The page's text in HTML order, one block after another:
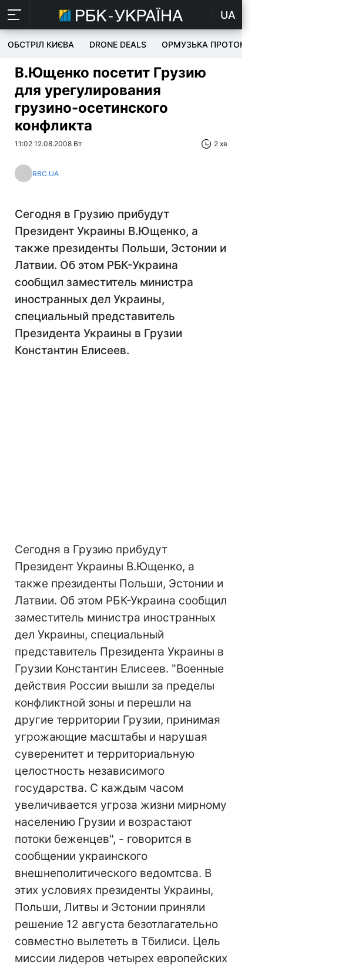
UA
ОБСТРІЛ КИЄВА DRONE DEALS ОРМУЗЬКА ПРОТОКА
В.Ющенко посетит Грузию
для урегулирования
грузино-осетинского
конфликта
11:02 12.08.2008 Вт 2 хв
RBC.UA
Сегодня в Грузию прибудут
Президент Украины В.Ющенко, а
также президенты Польши, Эстонии и
Латвии. Об этом РБК-Украина
сообщил заместитель министра
иностранных дел Украины,
специальный представитель
Президента Украины в Грузии
Константин Елисеев.
Сегодня в Грузию прибудут
Президент Украины В.Ющенко, а
также президенты Польши, Эстонии и
Латвии. Об этом РБК-Украина сообщил
заместитель министра иностранных
дел Украины, специальный
представитель Президента Украины в
Грузии Константин Елисеев. "Военные
действия России вышли за пределы
конфликтной зоны и перешли на
другие территории Грузии, принимая
угрожающие масштабы и нарушая
суверенитет и территориальную
целостность независимого
государства. С каждым часом
увеличивается угроза жизни мирному
населению Грузии и возрастают
потоки беженцев", - говорится в
сообщении украинского
внешнеполитического ведомтсва. В
этих условиях президенты Украины,
Польши, Литвы и Эстонии приняли
решение 12 августа безотлагательно
совместно вылететь в Тбилиси. Цель
миссии лидеров четырех европейских